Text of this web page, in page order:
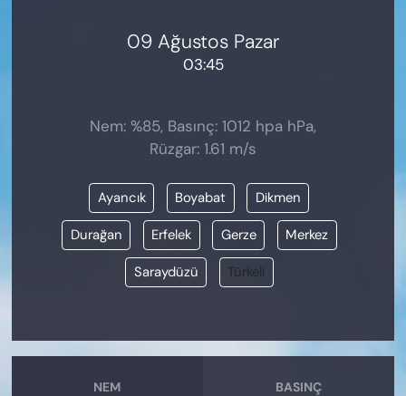
09 Ağustos Pazar
03:45
Nem: %85, Basınç: 1012 hpa hPa,
Rüzgar: 1.61 m/s
Ayancık Boyabat Dikmen
Durağan Erfelek Gerze Merkez
Saraydüzü Türkeli
NEM BASINÇ
ÖZEL HABER
SİYASET
VAN VE DİYARBAKIR HABERLERİ